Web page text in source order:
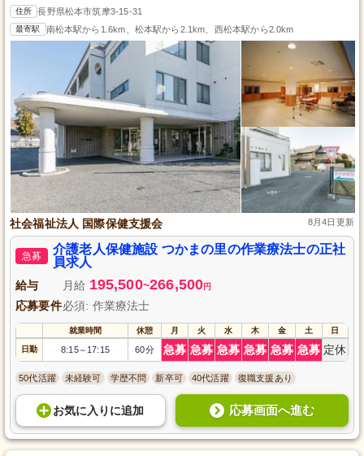
住所 長野県松本市筑摩3-15-31
最寄駅 南松本駅から1.6km、松本駅から2.1km、西松本駅から2.0km
社会福祉法人 国際保健支援会 8月4日更新
急募
介護老人保健施設 つかまの里の作業療法士の正社
員求人
給与 月給 195,500~266,500円
応募要件必須: 作業療法士
就業時間 休憩 月 火 水 木 金 土 日
日勤 8:15～ 17:15 60分 急募 急募 急募 急募 急募 急募 定休
50代活躍 未経験可 学歴不問 新卒可 40代活躍 復職支援あり
お気に入り に追加 応募画面へ進む